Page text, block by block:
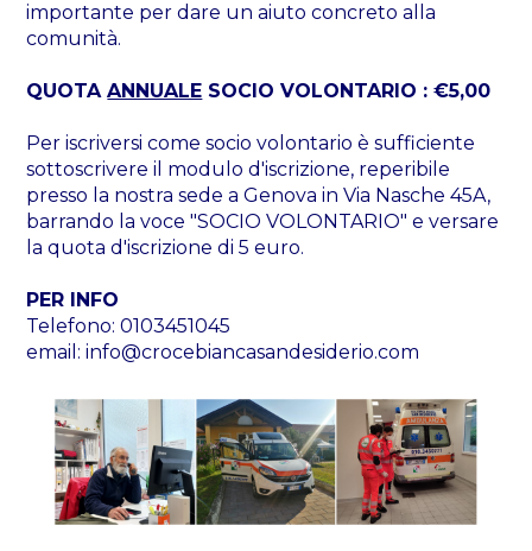
importante per dare un aiuto concreto alla
comunità.
QUOTAANNUALE SOCIO VOLONTARIO : €5,00
Per iscriversi come socio volontario è sufficiente
sottoscrivere il modulo d'iscrizione, reperibile
presso la nostra sede a Genova in Via Nasche 45A,
barrando la voce "SOCIO VOLONTARIO" e versare
la quota d'iscrizione di 5 euro.
PER INFO
Telefono: 0103451045
email: info@crocebiancasandesiderio.com